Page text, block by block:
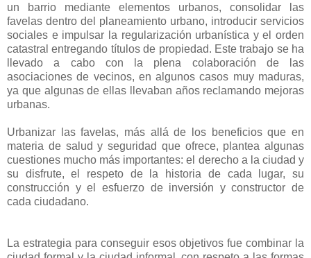
un barrio mediante elementos urbanos, consolidar las
favelas dentro del planeamiento urbano, introducir servicios
sociales e impulsar la regularización urbanística y el orden
catastral entregando títulos de propiedad. Este trabajo se ha
llevado a cabo con la plena colaboración de las
asociaciones de vecinos, en algunos casos muy maduras,
ya que algunas de ellas llevaban años reclamando mejoras
urbanas.
Urbanizar las favelas, más allá de los beneficios que en
materia de salud y seguridad que ofrece, plantea algunas
cuestiones mucho más importantes: el derecho a la ciudad y
su disfrute, el respeto de la historia de cada lugar, su
construcción y el esfuerzo de inversión y constructor de
cada ciudadano.
La estrategia para conseguir esos objetivos fue combinar la